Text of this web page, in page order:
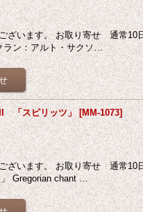
ざいます。 お取り寄せ 通常10
ラン：アルト・サクソ…
「スピリッツ」 [MM-1073]
ざいます。 お取り寄せ 通常10
Gregorian chant …